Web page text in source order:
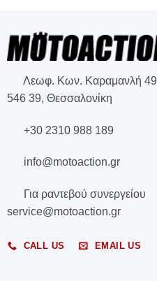
Λεωφ. Κων. Καραμανλή 49
546 39, Θεσσαλονίκη
+30 2310 988 189
info@motoaction.gr
Για ραντεβού συνεργείου
service@motoaction.gr
CALL US EMAIL US